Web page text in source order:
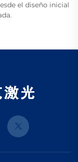
el diseño inicial